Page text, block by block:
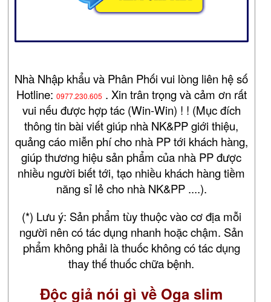
Nhà Nhập khẩu và Phân Phối vui lòng liên hệ số
Hotline: 0977.230.605 . Xin trân trọng và cảm ơn rất
vui nếu được hợp tác (Win-Win) ! ! (Mục đích
thông tin bài viết giúp nhà NK&PP giới thiệu,
quảng cáo miễn phí cho nhà PP tới khách hàng,
giúp thương hiệu sản phẩm của nhà PP được
nhiều người biết tới, tạo nhiều khách hàng tiềm
năng sỉ lẻ cho nhà NK&PP ....).
(*) Lưu ý: Sản phẩm tùy thuộc vào cơ địa mỗi
người nên có tác dụng nhanh hoặc chậm. Sản
phẩm không phải là thuốc không có tác dụng
thay thế thuốc chữa bệnh.
Độc giả nói gì về Oga slim